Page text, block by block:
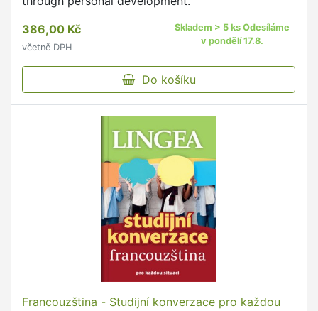
386,00 Kč
včetně DPH
Skladem > 5 ks Odesíláme
v pondělí 17.8.
Do košíku
Francouzština - Studijní konverzace pro každou